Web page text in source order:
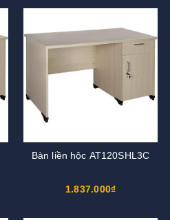
Bàn liền hộc AT120SHL3C
1.837.000₫